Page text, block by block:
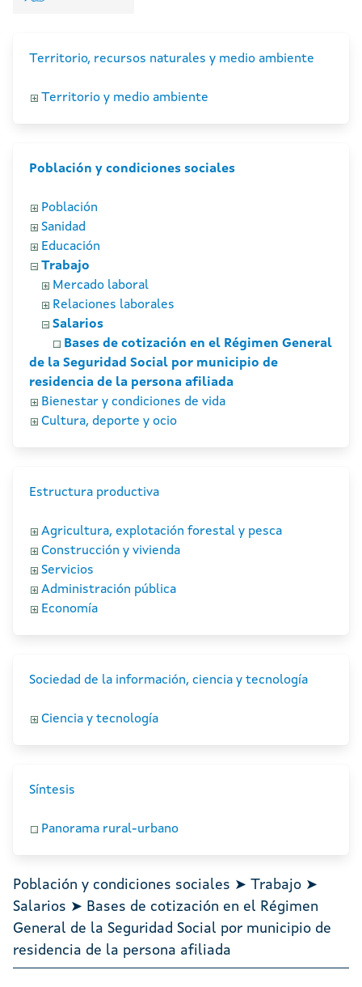
Territorio, recursos naturales y medio ambiente
Territorio y medio ambiente
Población y condiciones sociales
Población
Sanidad
Educación
Trabajo
Mercado laboral
Relaciones laborales
Salarios
Bases de cotización en el Régimen General
de la Seguridad Social por municipio de
residencia de la persona afiliada
Bienestar y condiciones de vida
Cultura, deporte y ocio
Estructura productiva
Agricultura, explotación forestal y pesca
Construcción y vivienda
Servicios
Administración pública
Economía
Sociedad de la información, ciencia y tecnología
Ciencia y tecnología
Síntesis
Panorama rural-urbano
Población y condiciones sociales ➤ Trabajo ➤
Salarios ➤ Bases de cotización en el Régimen
General de la Seguridad Social por municipio de
residencia de la persona afiliada